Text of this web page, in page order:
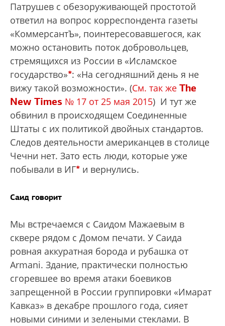
Патрушев с обезоруживающей простотой
ответил на вопрос корреспондента газеты
«КоммерсантЪ», поинтересовавшегося, как
можно остановить поток добровольцев,
стремящихся из России в «Исламское
государство»*: «На сегодняшний день я не
вижу такой возможности». (См. так же The
New Times № 17 от 25 мая 2015) И тут же
обвинил в происходящем Соединенные
Штаты с их политикой двойных стандартов.
Следов деятельности американцев в столице
Чечни нет. Зато есть люди, которые уже
побывали в ИГ* и вернулись.
Саид говорит
Мы встречаемся с Саидом Мажаевым в
сквере рядом с Домом печати. У Саида
ровная аккуратная борода и рубашка от
Armani. Здание, практически полностью
сгоревшее во время атаки боевиков
запрещенной в России группировки «Имарат
Кавказ» в декабре прошлого года, сияет
новыми синими и зелеными стеклами. В